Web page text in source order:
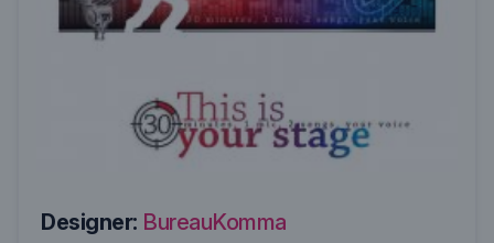
Designer: BureauKomma